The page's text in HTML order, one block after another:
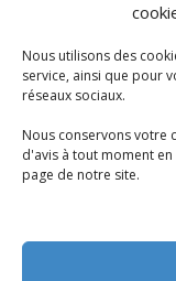
Nous utilisons des
service, ainsi que pour
réseaux sociaux.
Nous conservons votre
d'avis à tout moment
page de notre site.